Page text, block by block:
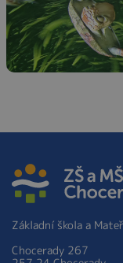
Základní škola a
Chocerady 267